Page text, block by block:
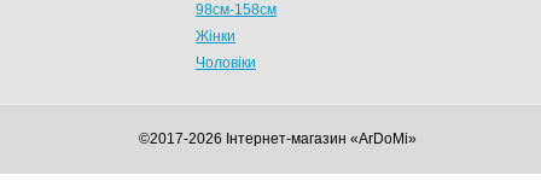
98см-158см
Жінки
Чоловіки
©2017-2026 Інтернет-магазин «ArDoMi»